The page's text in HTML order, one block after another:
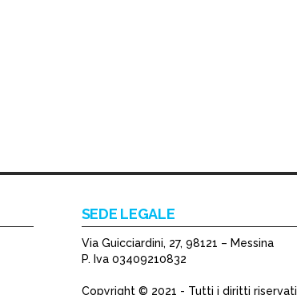
SEDE LEGALE
Via Guicciardini, 27, 98121 – Messina
P. Iva 03409210832
Copyright © 2021 - Tutti i diritti riservati